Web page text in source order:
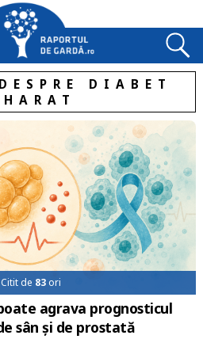
DIABET
de 83 ori
agrava prognosticul
sân și de prostată